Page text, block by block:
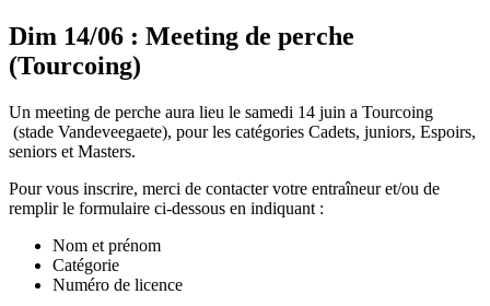
Dim 14/06 : Meeting de perche
(Tourcoing)
Un meeting de perche aura lieu le samedi 14 juin a Tourcoing
(stade Vandeveegaete), pour les catégories Cadets, juniors, Espoirs,
seniors et Masters.
Pour vous inscrire, merci de contacter votre entraîneur et/ou de
remplir le formulaire ci-dessous en indiquant :
Nom et prénom
Catégorie
Numéro de licence